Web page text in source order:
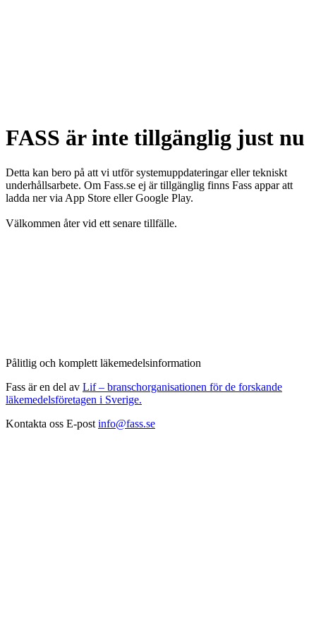
FASS är inte tillgänglig just nu
Detta kan bero på att vi utför systemuppdateringar eller tekniskt
underhållsarbete. Om Fass.se ej är tillgänglig finns Fass appar att
ladda ner via App Store eller Google Play.
Välkommen åter vid ett senare tillfälle.
Pålitlig och komplett läkemedelsinformation
Fass är en del av Lif – branschorganisationen för de forskande
läkemedelsföretagen i Sverige.
Kontakta oss E-post info@fass.se